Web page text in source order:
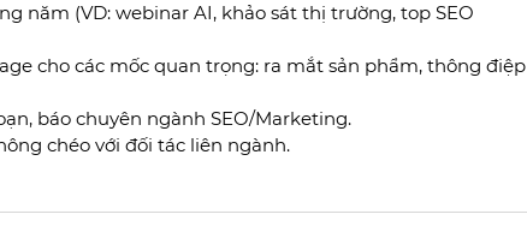
năm (VD: webinar AI, khảo sát thị trường, top SEO
cho các mốc quan trọng: ra mắt sản phẩm, thông điệp
báo chuyên ngành SEO/Marketing.
chéo với đối tác liên ngành.